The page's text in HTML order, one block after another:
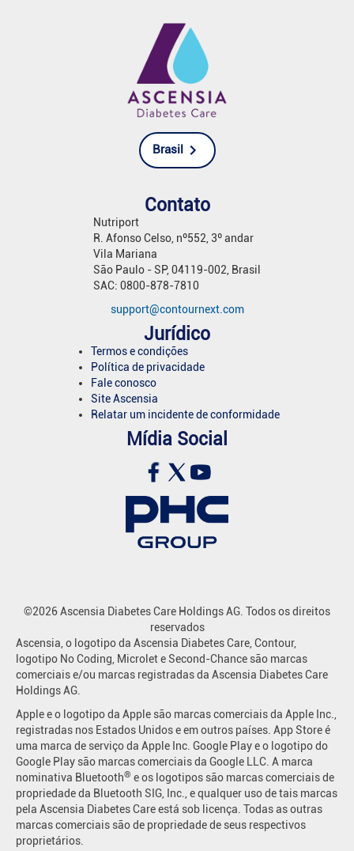
Brasil
Contato
Nutriport
R. Afonso Celso, nº552, 3º andar
Vila Mariana
São Paulo - SP, 04119-002, Brasil
SAC: 0800-878-7810
support@contournext.com
Jurídico
Termos e condições
Política de privacidade
Fale conosco
Site Ascensia
Relatar um incidente de conformidade
Mídia Social
©2026 Ascensia Diabetes Care Holdings AG. Todos os direitos
reservados
Ascensia, o logotipo da Ascensia Diabetes Care, Contour,
logotipo No Coding, Microlet e Second-Chance são marcas
comerciais e/ou marcas registradas da Ascensia Diabetes Care
Holdings AG.
Apple e o logotipo da Apple são marcas comerciais da Apple Inc.,
registradas nos Estados Unidos e em outros países. App Store é
uma marca de serviço da Apple Inc. Google Play e o logotipo do
Google Play são marcas comerciais da Google LLC. A marca
nominativa Bluetooth® e os logotipos são marcas comerciais de
propriedade da Bluetooth SIG, Inc., e qualquer uso de tais marcas
pela Ascensia Diabetes Care está sob licença. Todas as outras
marcas comerciais são de propriedade de seus respectivos
proprietários.